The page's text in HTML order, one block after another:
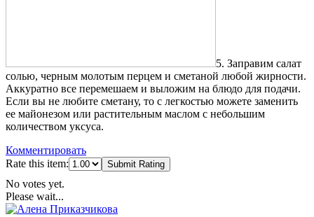
5. Заправим салат
солью, черным молотым перцем и сметаной любой жирности.
Аккуратно все перемешаем и выложим на блюдо для подачи.
Если вы не любите сметану, то с легкостью можете заменить
ее майонезом или растительным маслом с небольшим
количеством уксуса.
Комментировать
Rate this item:
Submit Rating
No votes yet.
Please wait...